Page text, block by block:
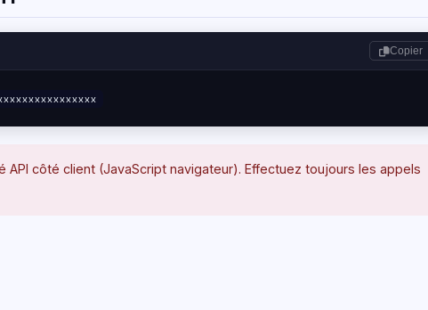
Copier
API côté client (JavaScript navigateur). Effectuez toujours les appels